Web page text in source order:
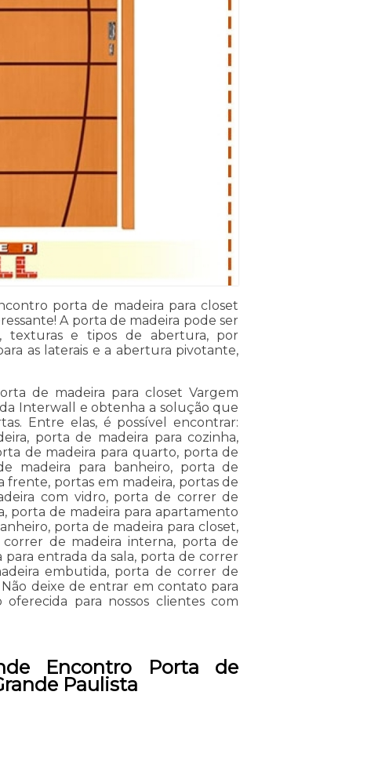
porta de madeira para closet
A porta de madeira pode ser
texturas e tipos de abertura, por
as laterais e a abertura pivotante,
de madeira para closet Vargem
Interwall e obtenha a solução que
Entre elas, é possível encontrar:
porta de madeira para cozinha,
de madeira para quarto, porta de
madeira para banheiro, porta de
frente, portas em madeira, portas de
com vidro, porta de correr de
porta de madeira para apartamento
porta de madeira para closet,
de madeira interna, porta de
entrada da sala, porta de correr
embutida, porta de correr de
deixe de entrar em contato para
para nossos clientes com
Encontro Porta de
Paulista